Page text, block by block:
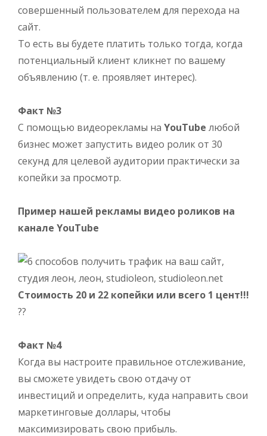
совершенный пользователем для перехода на
сайт.
То есть вы будете платить только тогда, когда
потенциальный клиент кликнет по вашему
объявлению (т. е. проявляет интерес).
Факт №3
С помощью видеорекламы на YouTube любой
бизнес может запустить видео ролик от 30
секунд для целевой аудитории практически за
копейки за просмотр.
Пример нашей рекламы видео роликов на
канале YouTube
Стоимость 20 и 22 копейки или всего 1 цент!!!
??
Факт №4
Когда вы настроите правильное отслеживание,
вы сможете увидеть свою отдачу от
инвестиций и определить, куда направить свои
маркетинговые доллары, чтобы
максимизировать свою прибыль.